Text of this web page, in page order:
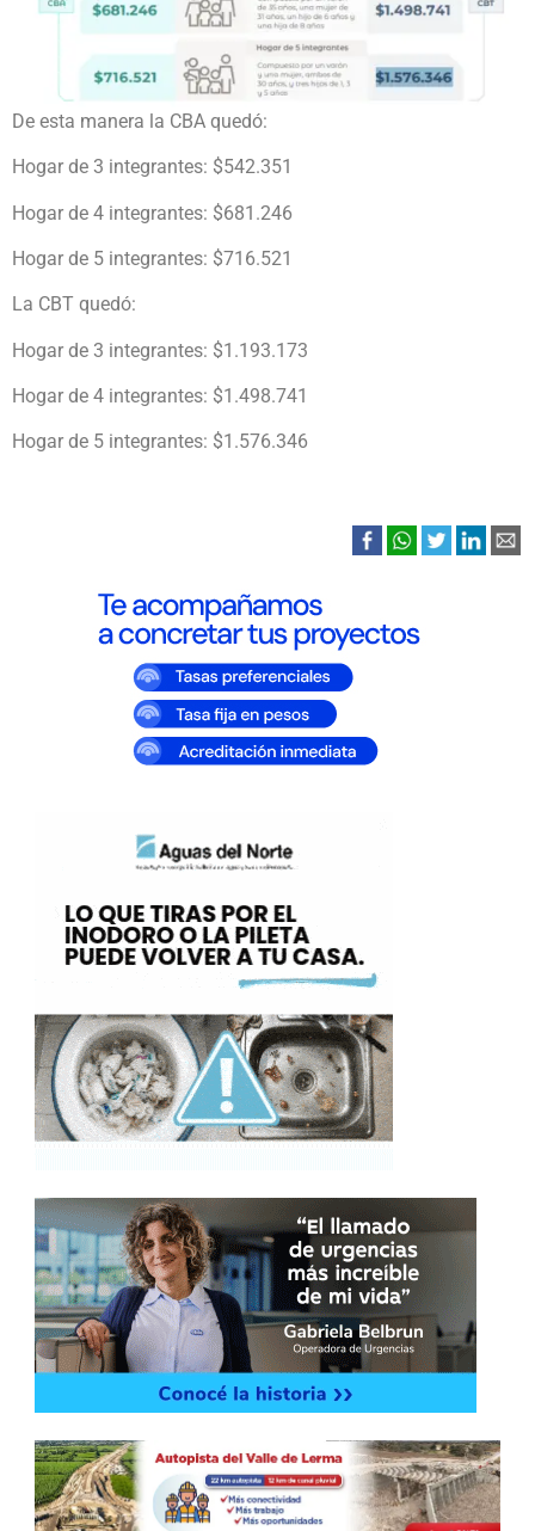
De esta manera la CBA quedó:
Hogar de 3 integrantes: $542.351
Hogar de 4 integrantes: $681.246
Hogar de 5 integrantes: $716.521
La CBT quedó:
Hogar de 3 integrantes: $1.193.173
Hogar de 4 integrantes: $1.498.741
Hogar de 5 integrantes: $1.576.346